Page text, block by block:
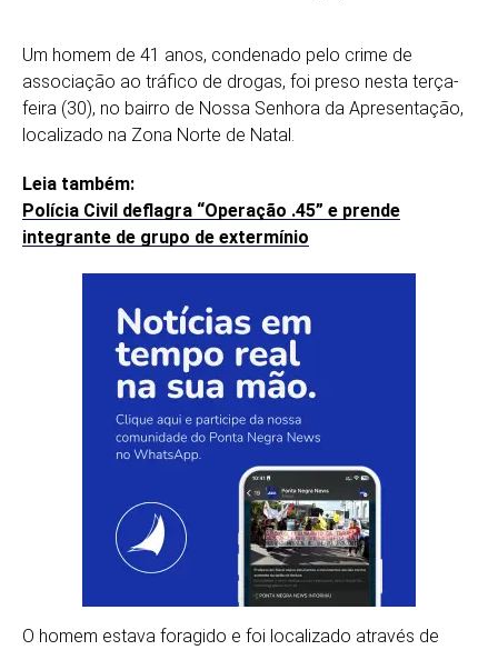
Um homem de 41 anos, condenado pelo crime de
associação ao tráfico de drogas, foi preso nesta terça-
feira (30), no bairro de Nossa Senhora da Apresentação,
localizado na Zona Norte de Natal.
Leia também:
Polícia Civil deflagra “Operação .45” e prende
integrante de grupo de extermínio
O homem estava foragido e foi localizado através de